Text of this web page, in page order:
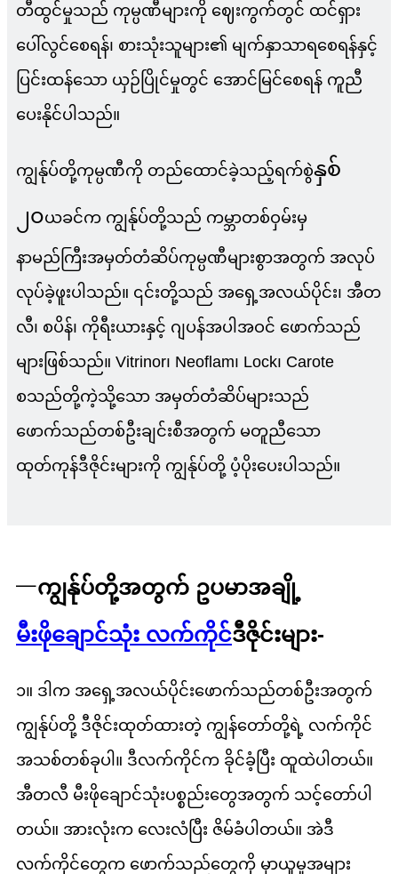
တီထွင်မှုသည် ကုမ္ပဏီများကို ဈေးကွက်တွင် ထင်ရှား
ပေါ်လွင်စေရန်၊ စားသုံးသူများ၏ မျက်နှာသာရစေရန်နှင့်
ပြင်းထန်သော ယှဉ်ပြိုင်မှုတွင် အောင်မြင်စေရန် ကူညီ
ပေးနိုင်ပါသည်။
ကျွန်ုပ်တို့ကုမ္ပဏီကို တည်ထောင်ခဲ့သည့်ရက်စွဲနှစ်
၂၀ယခင်က ကျွန်ုပ်တို့သည် ကမ္ဘာတစ်ဝှမ်းမှ
နာမည်ကြီးအမှတ်တံဆိပ်ကုမ္ပဏီများစွာအတွက် အလုပ်
လုပ်ခဲ့ဖူးပါသည်။ ၎င်းတို့သည် အရှေ့အလယ်ပိုင်း၊ အီတ
လီ၊ စပိန်၊ ကိုရီးယားနှင့် ဂျပန်အပါအဝင် ဖောက်သည်
များဖြစ်သည်။ Vitrinor၊ Neoflam၊ Lock၊ Carote
စသည်တို့ကဲ့သို့သော အမှတ်တံဆိပ်များသည်
ဖောက်သည်တစ်ဦးချင်းစီအတွက် မတူညီသော
ထုတ်ကုန်ဒီဇိုင်းများကို ကျွန်ုပ်တို့ ပံ့ပိုးပေးပါသည်။
一ကျွန်ုပ်တို့အတွက် ဥပမာအချို့
မီးဖိုချောင်သုံး လက်ကိုင်ဒီဇိုင်းများ-
၁။ ဒါက အရှေ့အလယ်ပိုင်းဖောက်သည်တစ်ဦးအတွက်
ကျွန်ုပ်တို့ ဒီဇိုင်းထုတ်ထားတဲ့ ကျွန်တော်တို့ရဲ့ လက်ကိုင်
အသစ်တစ်ခုပါ။ ဒီလက်ကိုင်က ခိုင်ခံ့ပြီး ထူထဲပါတယ်။
အီတလီ မီးဖိုချောင်သုံးပစ္စည်းတွေအတွက် သင့်တော်ပါ
တယ်။ အားလုံးက လေးလံပြီး ဇိမ်ခံပါတယ်။ အဲဒီ
လက်ကိုင်တွေက ဖောက်သည်တွေကို မှာယူမှုအများ